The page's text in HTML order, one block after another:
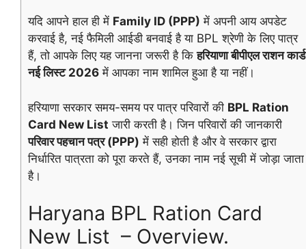
यदि आपने हाल ही में Family ID (PPP) में अपनी आय अपडेट
करवाई है, नई फैमिली आईडी बनवाई है या BPL श्रेणी के लिए पात्र
हैं, तो आपके लिए यह जानना जरूरी है किहरियाणा बीपीएल राशन कार्ड
नई लिस्ट 2026 में आपका नाम शामिल हुआ है या नहीं।
हरियाणा सरकार समय-समय पर पात्र परिवारों की BPL Ration
Card New List जारी करती है। जिन परिवारों की जानकारी
परिवार पहचान पत्र (PPP) में सही होती है और वे सरकार द्वारा
निर्धारित पात्रता को पूरा करते हैं, उनका नाम नई सूची में जोड़ा जाता
है।
Haryana BPL Ration Card
New List – Overview.